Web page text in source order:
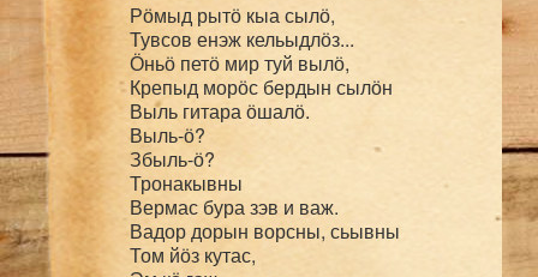
Рӧмыд рытӧ кыа сылӧ,
Тувсов енэж кельыдлӧз...
Ӧньӧ петӧ мир туй вылӧ,
Крепыд морӧс бердын сылӧн
Выль гитара ӧшалӧ.
Выль-ӧ?
Збыль-ӧ?
Тронакывны
Вермас бура зэв и важ.
Вадор дорын ворсны, сьывны
Том йӧз кутас,